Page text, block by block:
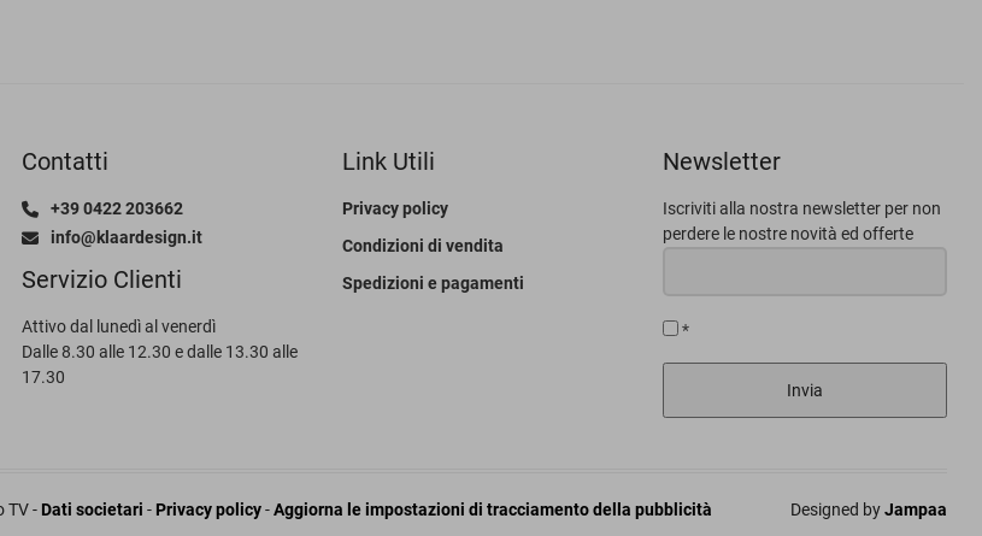
Contatti
+39 0422 203662
info@klaardesign.it
Servizio Clienti
Attivo dal lunedì al venerdì
Dalle 8.30 alle 12.30 e dalle 13.30 alle
17.30
Link Utili
Privacy policy
Condizioni di vendita
Spedizioni e pagamenti
Newsletter
Iscriviti alla nostra newsletter per non
perdere le nostre novità ed offerte
*
Invia
TV - Dati societari - Privacy policy-Aggiorna le impostazioni di tracciamento della pubblicità Designed byJampaa